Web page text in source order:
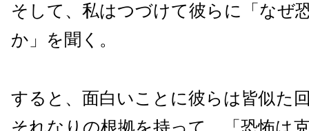
そして、私はつづけて彼らに「なぜ
か」を聞く。
すると、面白いことに彼らは皆似た
それなりの根拠を持って、「恐怖は